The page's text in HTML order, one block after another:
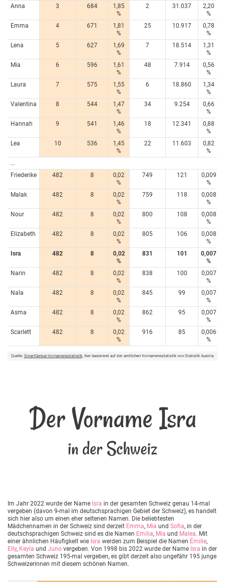
Anna 3 684
1,85
%
2 31.037
2,20
%
Emma
4 671
1,81
%
25 10.917
0,78
%
Lena
5 627
1,69
%
7 18.514
1,31
%
Mia
6 596
1,61
%
48 7.914
0,56
%
Laura
7 575
1,55
%
6 18.860
1,34
%
Valentina
8 544
1,47
%
34 9.254
0,66
%
Hannah
9 541
1,46
%
18 12.341
0,88
%
Lea
10 536
1,45
%
22 11.603
0,82
%
...
Friederike
482 8
0,02
%
749 121
0,009
%
Malak
482 8
0,02
%
759 118
0,008
%
Nour
482 8
0,02
%
800 108
0,008
%
Elizabeth
482 8
0,02
%
805 106
0,008
%
Isra
482 8
0,02
%
831 101
0,007
%
Narin
482 8
0,02
%
838 100
0,007
%
Nala
482 8
0,02
%
845 99
0,007
%
Asma
482 8
0,02
%
862 95
0,007
%
Scarlett
482 8
0,02
%
916 85
0,006
%
Quelle: SmartGenius-Vornamensstatistik, hier basierend auf der amtlichen Vornamensstatistik von Statistik Austria.
Der Vorname Isra
in der Schweiz
Im Jahr 2022 wurde der Name Isra in der gesamten Schweiz genau 14-mal
vergeben (davon 9-mal im deutschsprachigen Gebiet der Schweiz), es handelt
sich hier also um einen eher seltenen Namen. Die beliebtesten
Mädchennamen in der Schweiz sind derzeit Emma, Mia und Sofia, in der
deutschsprachigen Schweiz sind es die Namen Emilia, Mia und Malea. Mit
einer ähnlichen Häufigkeit wie Isra werden zum Beispiel die Namen Émilie,
Elly, Keyla und Juno vergeben. Von 1998 bis 2022 wurde der Name Isra in der
gesamten Schweiz 195-mal vergeben, es gibt derzeit also ungefähr 195 junge
Schweizerinnen mit diesem schönen Namen.